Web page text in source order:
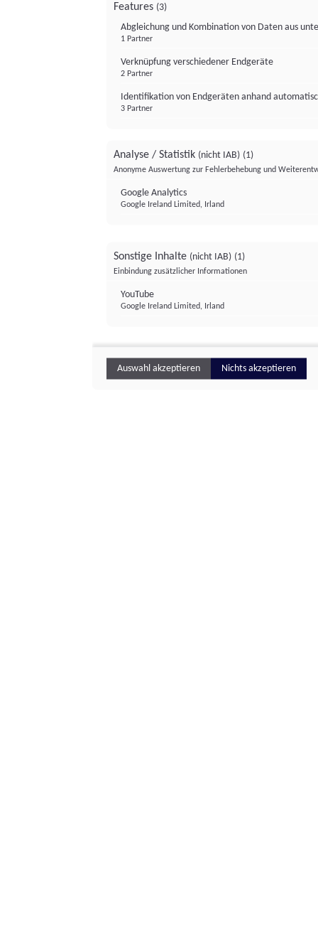
Features (3)
Abgleichung und Kombination von Daten aus
1 Partner
Verknüpfung verschiedener Endgeräte
2 Partner
Identifikation von Endgeräten anhand
3 Partner
Analyse / Statistik (nicht IAB) (1)
Anonyme Auswertung zur Fehlerbehebung und
Google Analytics
Google Ireland Limited, Irland
Sonstige Inhalte (nicht IAB) (1)
Einbindung zusätzlicher Informationen
YouTube
Google Ireland Limited, Irland
Auswahl akzeptieren Nichts akzeptieren